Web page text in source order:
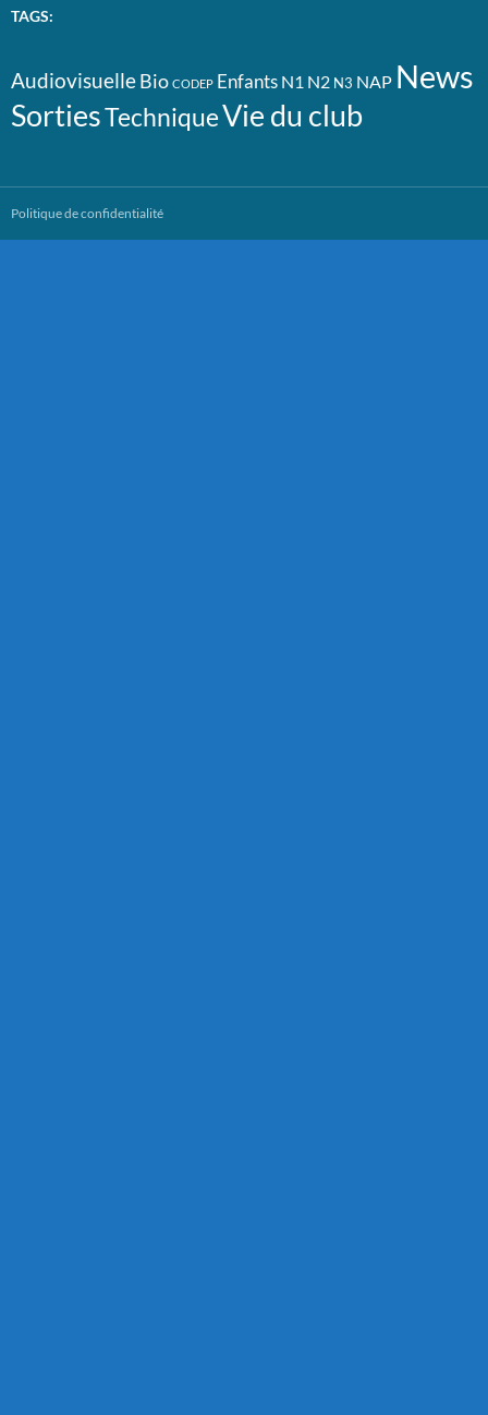
TAGS:
AudiovisuelleBio CODEP Enfants N1 N2 N3 NAP News
SortiesTechniqueVie du club
Politique de confidentialité